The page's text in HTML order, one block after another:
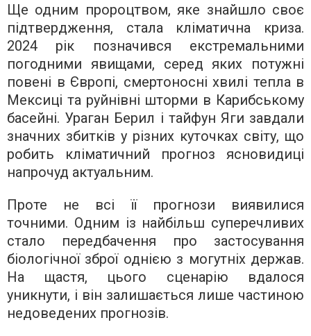
Ще одним пророцтвом, яке знайшло своє
підтвердження, стала кліматична криза.
2024 рік позначився екстремальними
погодними явищами, серед яких потужні
повені в Європі, смертоносні хвилі тепла в
Мексиці та руйнівні шторми в Карибському
басейні. Ураган Берил і тайфун Яги завдали
значних збитків у різних куточках світу, що
робить кліматичний прогноз ясновидиці
напрочуд актуальним.
Проте не всі її прогнози виявилися
точними. Одним із найбільш суперечливих
стало передбачення про застосування
біологічної зброї однією з могутніх держав.
На щастя, цього сценарію вдалося
уникнути, і він залишається лише частиною
недоведених прогнозів.